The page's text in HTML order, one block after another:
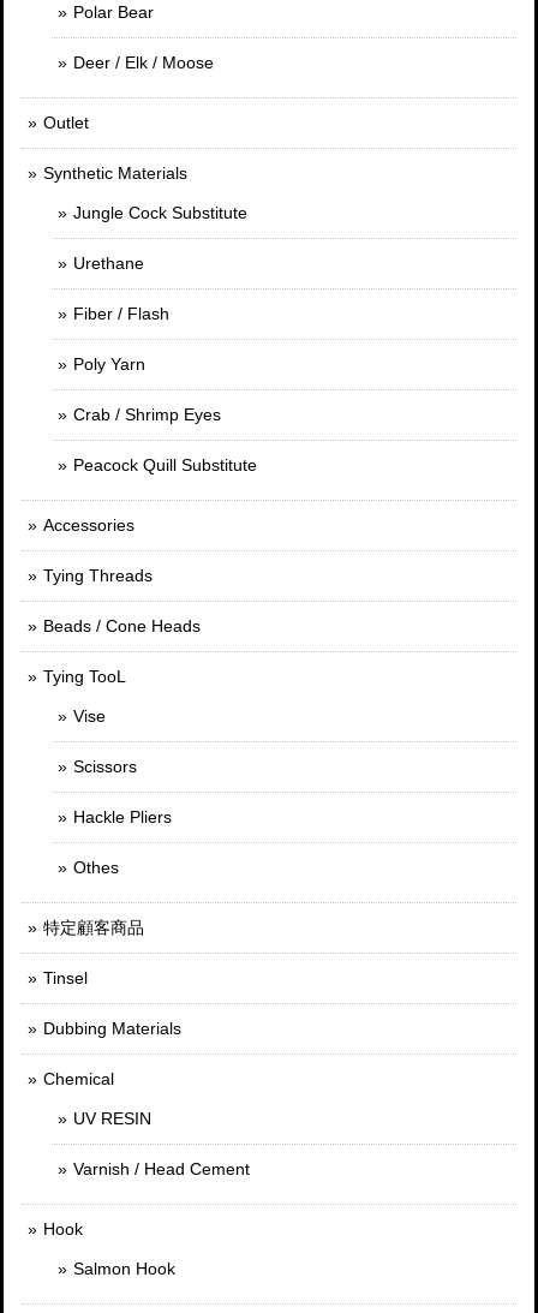
Polar Bear
Deer / Elk / Moose
Outlet
Synthetic Materials
Jungle Cock Substitute
Urethane
Fiber / Flash
Poly Yarn
Crab / Shrimp Eyes
Peacock Quill Substitute
Accessories
Tying Threads
Beads / Cone Heads
Tying TooL
Vise
Scissors
Hackle Pliers
Othes
特定顧客商品
Tinsel
Dubbing Materials
Chemical
UV RESIN
Varnish / Head Cement
Hook
Salmon Hook